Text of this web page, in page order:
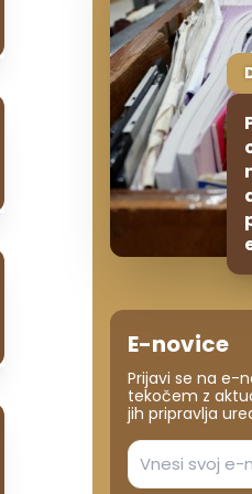
E-novice
Prijavi se na e-
tekočem z
jih pripravlja